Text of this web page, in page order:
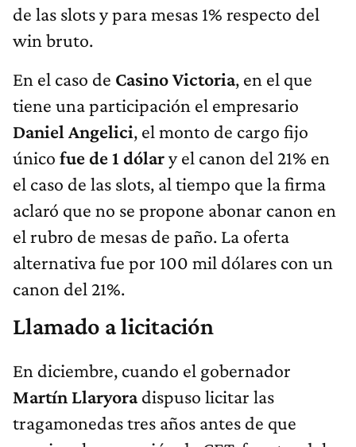
de las slots y para mesas 1% respecto del
win bruto.
En el caso de Casino Victoria, en el que
tiene una participación el empresario
Daniel Angelici, el monto de cargo fijo
único fue de 1 dólary el canon del 21% en
el caso de las slots, al tiempo que la firma
aclaró que no se propone abonar canon en
el rubro de mesas de paño. La oferta
alternativa fue por 100 mil dólares con un
canon del 21%.
Llamado a licitación
En diciembre, cuando el gobernador
Martín Llaryoradispuso licitar las
tragamonedas tres años antes de que